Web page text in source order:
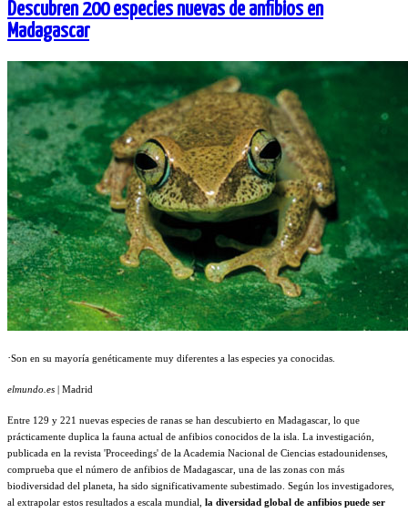
Descubren 200 especies nuevas de anfibios en
Madagascar
·Son en su mayoría genéticamente muy diferentes a las especies ya conocidas.
elmundo.es Madrid
Entre 129 y 221 nuevas especies de ranas se han descubierto en Madagascar, lo que
prácticamente duplica la fauna actual de anfibios conocidos de la isla. La investigación,
publicada en la revista 'Proceedings' de la Academia Nacional de Ciencias estadounidenses,
comprueba que el número de anfibios de Madagascar, una de las zonas con más
biodiversidad del planeta, ha sido significativamente subestimado. Según los investigadores,
al extrapolar estos resultados a escala mundial, la diversidad global de anfibios puede ser